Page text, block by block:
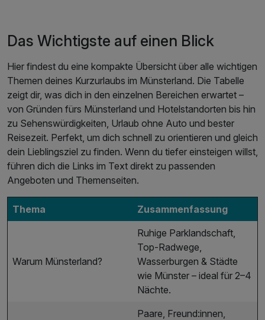
Das Wichtigste auf einen Blick
Hier findest du eine kompakte Übersicht über alle wichtigen
Themen deines Kurzurlaubs im Münsterland. Die Tabelle
zeigt dir, was dich in den einzelnen Bereichen erwartet –
von Gründen fürs Münsterland und Hotelstandorten bis hin
zu Sehenswürdigkeiten, Urlaub ohne Auto und bester
Reisezeit. Perfekt, um dich schnell zu orientieren und gleich
dein Lieblingsziel zu finden. Wenn du tiefer einsteigen willst,
führen dich die Links im Text direkt zu passenden
Angeboten und Themenseiten.
Thema Zusammenfassung
Warum Münsterland?
Ruhige Parklandschaft,
Top-Radwege,
Wasserburgen & Städte
wie Münster – ideal für 2–4
Nächte.
Paare, Freund:innen,